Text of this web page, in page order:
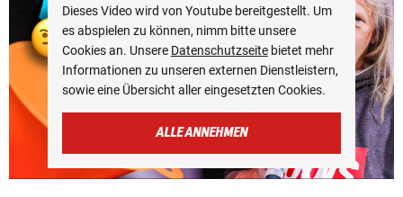
Dieses Video wird von Youtube bereitgestellt. Um
es abspielen zu können, nimm bitte unsere
Cookies an. Unsere Datenschutzseitebietet mehr
Informationen zu unseren externen Dienstleistern,
sowie eine Übersicht aller eingesetzten Cookies.
ALLE ANNEHMEN